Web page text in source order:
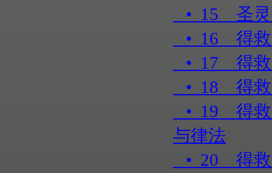
• 15 圣
• 16 得救
• 17 得救
• 18 得救
• 19 得救
与律法
• 20 得救